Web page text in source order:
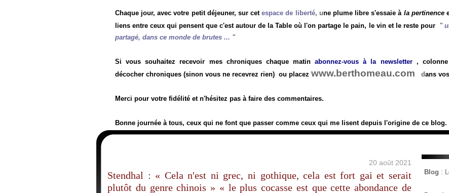
Chaque jour, avec votre petit déjeuner, sur cetespace de liberté, une plume libre s'essaie à la pertinence
liens entre ceux qui pensent que c'est autour de la Table où l'on partage le pain, le vin et le reste pour "
partagé, dans ce monde de brutes ... "
Si vous souhaitez recevoir mes chroniques chaque matinabonnez-vous à la newsletter, colonne
décocher chroniques (sinon vous ne recevrez rien) ou placez www.berthomeau.com dans
Merci pour votre fidélité et n'hésitez pas à faire des commentaires.
Bonne journée à tous, ceux qui ne font que passer comme ceux qui me lisent depuis l'origine de ce blog.
20 août 2021
Stendhal : « Cela n'est ni grec, ni gothique, cela est fort gai et serait
plutôt du genre chinois » « le plus cocasse est que cette abondance de
Blog :